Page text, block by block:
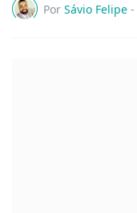
Por Sávio Felipe -